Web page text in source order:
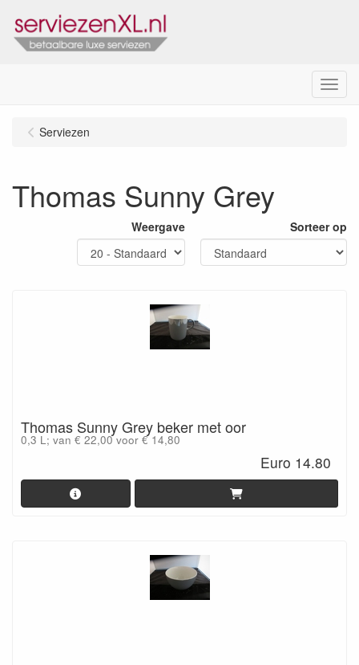
Menu
Serviezen
Thomas Sunny Grey
Weergave Sorteer op
Thomas Sunny Grey beker met oor
0,3 L; van € 22,00 voor € 14,80
Euro 14.80